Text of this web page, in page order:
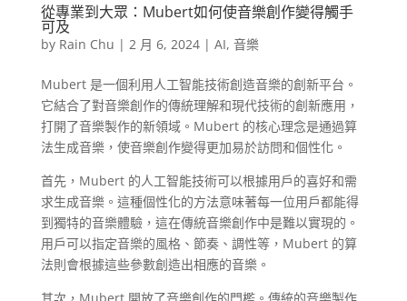
從專業到大眾：Mubert如何使音樂創作變得觸手
可及
by Rain Chu | 2 月 6, 2024| AI, 音樂
Mubert 是一個利用人工智能技術創造音樂的創新平台。
它結合了對音樂創作的傳統理解和現代技術的創新應用，
打開了音樂製作的新領域。Mubert 的核心理念是通過算
法生成音樂，使音樂創作變得更加易於訪問和個性化。
首先，Mubert 的人工智能技術可以根據用戶的喜好和需
求生成音樂。這種個性化的方法意味著每一位用戶都能得
到獨特的音樂體驗，這在傳統音樂創作中是難以實現的。
用戶可以指定音樂的風格、節奏、調性等，Mubert 的算
法則會根據這些參數創造出相應的音樂。
其次，Mubert 開放了音樂創作的門檻。傳統的音樂製作